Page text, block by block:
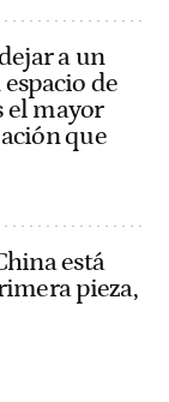
a un
de
el mayor
que
está
pieza,